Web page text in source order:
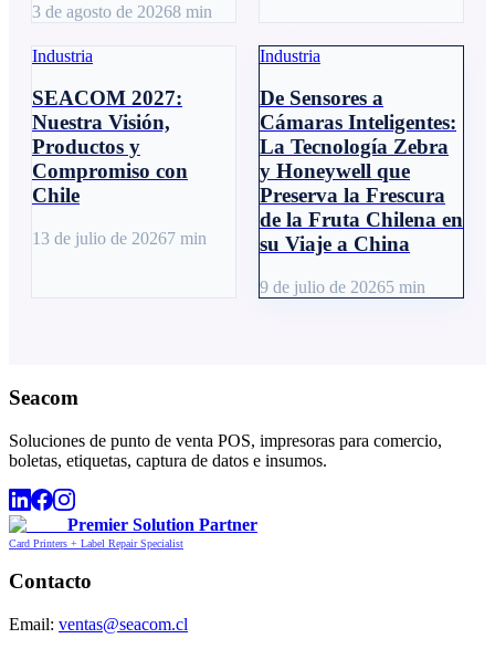
3 de agosto de 20268 min
Industria
SEACOM 2027:
Nuestra Visión,
Productos y
Compromiso con
Chile
13 de julio de 20267 min
Industria
De Sensores a
Cámaras Inteligentes:
La Tecnología Zebra
y Honeywell que
Preserva la Frescura
de la Fruta Chilena en
su Viaje a China
9 de julio de 20265 min
Seacom
Soluciones de punto de venta POS, impresoras para comercio,
boletas, etiquetas, captura de datos e insumos.
Premier Solution Partner
Card Printers + Label Repair Specialist
Contacto
Email: ventas@seacom.cl